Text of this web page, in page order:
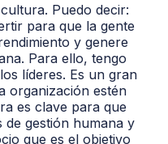
Puedo decir:
para que la gente
y genere
Para ello, tengo
líderes. Es un gran
organización estén
es clave para que
de gestión humana y
que es el objetivo